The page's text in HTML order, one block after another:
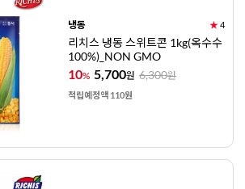
냉동 ★4
리치스 냉동 스위트콘 1kg(옥수수
100%)_NON GMO
10% 5,700원 6,300원
적립예정액 110원